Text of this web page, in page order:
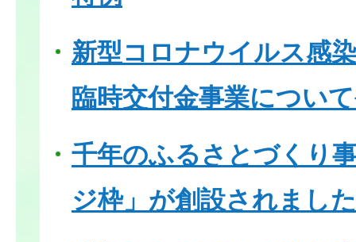
新型コロナウイルス感
臨時交付金事業につい
千年のふるさとづくり
ジ枠」が創設されまし